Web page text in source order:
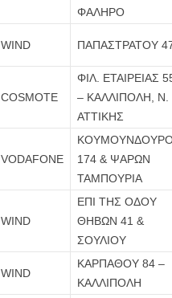
ΦΑΛΗΡΟ
WIND ΠΑΠΑΣΤΡΑΤΟΥ
COSMOTE
ΦΙΛ. ΕΤΑΙΡΕΙΑΣ
– ΚΑΛΛΙΠΟΛΗ, Ν.
ΑΤΤΙΚΗΣ
VODAFONE
174 & ΨΑΡΩΝ
ΤΑΜΠΟΥΡΙΑ
WIND
ΕΠΙ ΤΗΣ ΟΔΟΥ
ΘΗΒΩΝ 41 &
ΣΟΥΛΙΟΥ
WIND
ΚΑΡΠΑΘΟΥ 84 –
ΚΑΛΛΙΠΟΛΗ